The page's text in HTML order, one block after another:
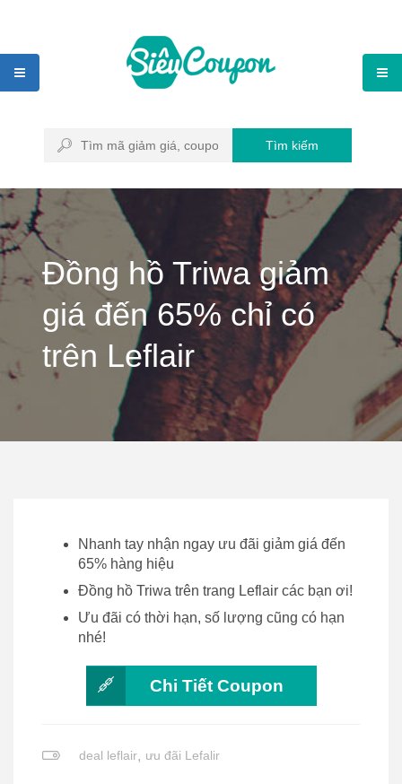
Tìm kiếm
Đồng hồ Triwa giảm
giá đến 65% chỉ có
trên Leflair
Nhanh tay nhận ngay ưu đãi giảm giá đến
65% hàng hiệu
Đồng hồ Triwa trên trang Leflair các bạn ơi!
Ưu đãi có thời hạn, số lượng cũng có hạn
nhé!
Chi Tiết Coupon
deal leflair, ưu đãi Lefalir